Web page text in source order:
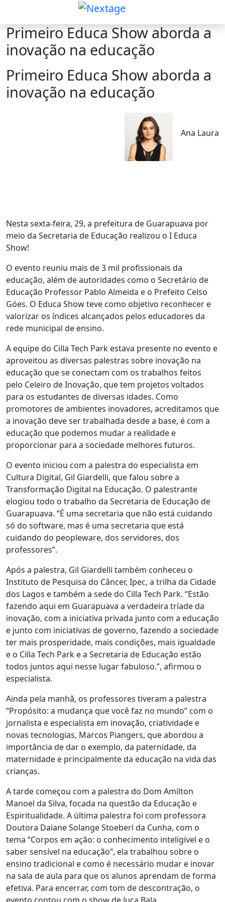
Primeiro Educa Show aborda a
inovação na educação
Primeiro Educa Show aborda a
inovação na educação
Ana Laura
Nesta sexta-feira, 29, a prefeitura de Guarapuava por
meio da Secretaria de Educação realizou o I Educa
Show!
O evento reuniu mais de 3 mil profissionais da
educação, além de autoridades como o Secretário de
Educação Professor Pablo Almeida e o Prefeito Celso
Góes. O Educa Show teve como objetivo reconhecer e
valorizar os índices alcançados pelos educadores da
rede municipal de ensino.
A equipe do Cilla Tech Park estava presente no evento e
aproveitou as diversas palestras sobre inovação na
educação que se conectam com os trabalhos feitos
pelo Celeiro de Inovação, que tem projetos voltados
para os estudantes de diversas idades. Como
promotores de ambientes inovadores, acreditamos que
a inovação deve ser trabalhada desde a base, é com a
educação que podemos mudar a realidade e
proporcionar para a sociedade melhores futuros.
O evento iniciou com a palestra do especialista em
Cultura Digital, Gil Giardelli, que falou sobre a
Transformação Digital na Educação. O palestrante
elogiou todo o trabalho da Secretaria de Educação de
Guarapuava. “É uma secretaria que não está cuidando
só do software, mas é uma secretaria que está
cuidando do peopleware, dos servidores, dos
professores”.
Após a palestra, Gil Giardelli também conheceu o
Instituto de Pesquisa do Câncer, Ipec, a trilha da Cidade
dos Lagos e também a sede do Cilla Tech Park. “Estão
fazendo aqui em Guarapuava a verdadeira tríade da
inovação, com a iniciativa privada junto com a educação
e junto com iniciativas de governo, fazendo a sociedade
ter mais prosperidade, mais condições, mais igualdade
e o Cilla Tech Park e a Secretaria de Educação estão
todos juntos aqui nesse lugar fabuloso.”, afirmou o
especialista.
Ainda pela manhã, os professores tiveram a palestra
“Propósito: a mudança que você faz no mundo” com o
jornalista e especialista em inovação, criatividade e
novas tecnologias, Marcos Piangers, que abordou a
importância de dar o exemplo, da paternidade, da
maternidade e principalmente da educação na vida das
crianças.
A tarde começou com a palestra do Dom Amilton
Manoel da Silva, focada na questão da Educação e
Espiritualidade. A última palestra foi com professora
Doutora Daiane Solange Stoeberl da Cunha, com o
tema “Corpos em ação: o conhecimento inteligível e o
saber sensível na educação”, ela trabalhou sobre o
ensino tradicional e como é necessário mudar e inovar
na sala de aula para que os alunos aprendam de forma
efetiva. Para encerrar, com tom de descontração, o